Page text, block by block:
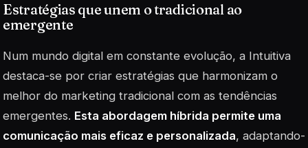
Estratégias que unem o tradicional ao
emergente
Num mundo digital em constante evolução, a Intuitiva
destaca-se por criar estratégias que harmonizam o
melhor do marketing tradicional com as tendências
emergentes. Esta abordagem híbrida permite uma
comunicação mais eficaz e personalizada, adaptando-